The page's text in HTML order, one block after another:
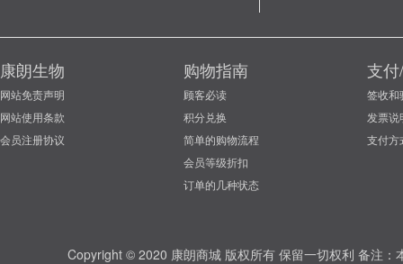
康朗生物
网站免责声明
网站使用条款
会员注册协议
购物指南
顾客必读
积分兑换
简单的购物流程
会员等级折扣
订单的几种状态
支
签收和
发票说
支付方
Copyright © 2020 康朗商城 版权所有 保留一切权利 备注